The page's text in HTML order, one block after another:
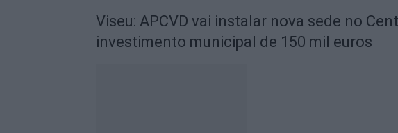
Viseu: APCVD vai instalar nova sede no
investimento municipal de 150 mil euros